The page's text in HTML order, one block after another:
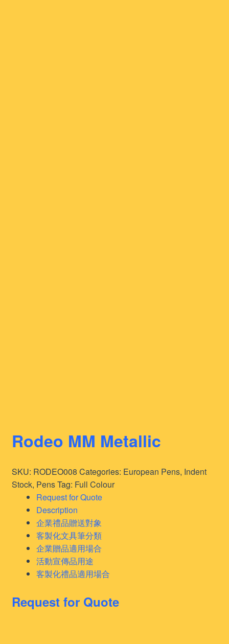
Rodeo MM Metallic
SKU: RODEO008 Categories: European Pens, Indent
Stock, PensTag: Full Colour
Request for Quote
Description
企業禮品贈送對象
客製化文具筆分類
企業贈品適用場合
活動宣傳品用途
客製化禮品適用場合
Request for Quote